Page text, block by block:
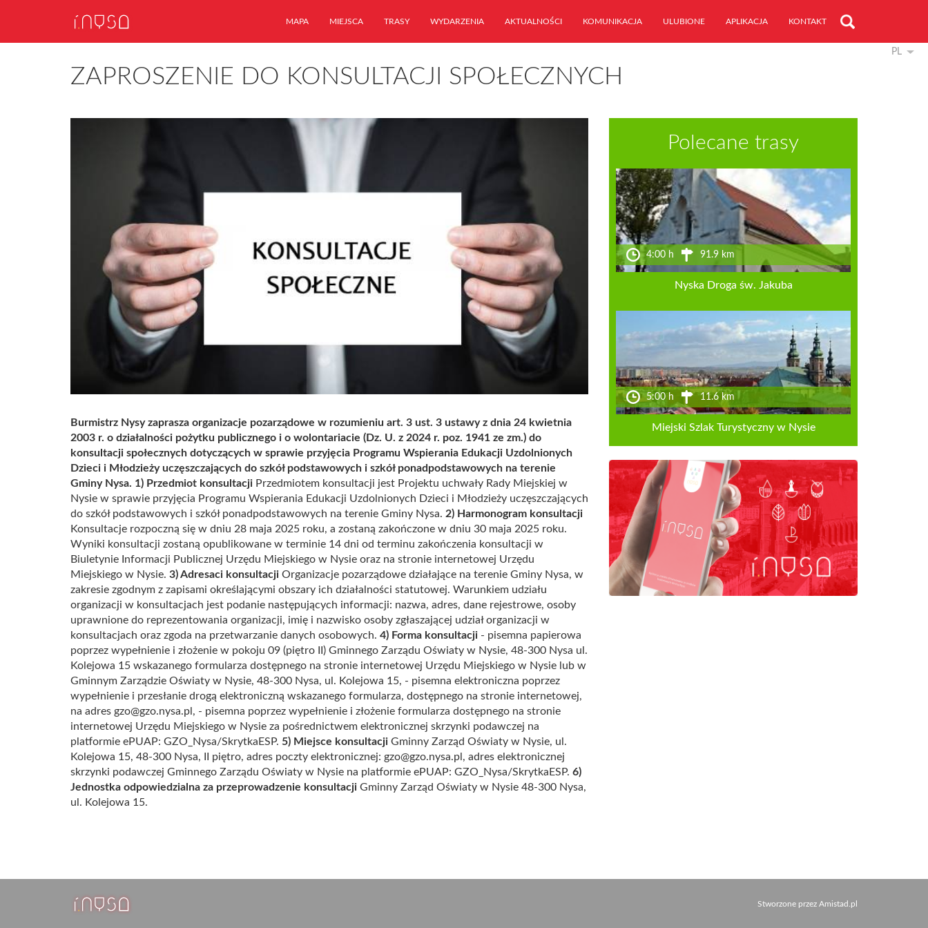
MAPA MIEJSCA TRASY WYDARZENIA AKTUALNOŚCI KOMUNIKACJA ULUBIONE APLIKACJA KONTAKT
PL
ZAPROSZENIE DO KONSULTACJI SPOŁECZNYCH
Burmistrz Nysy zaprasza organizacje pozarządowe w rozumieniu art. 3 ust. 3 ustawy z dnia 24 kwietnia
2003 r. o działalności pożytku publicznego i o wolontariacie (Dz. U. z 2024 r. poz. 1941 ze zm.) do
konsultacji społecznych dotyczących w sprawie przyjęcia Programu Wspierania Edukacji Uzdolnionych
Dzieci i Młodzieży uczęszczających do szkół podstawowych i szkół ponadpodstawowych na terenie
Gminy Nysa. 1) Przedmiot konsultacji Przedmiotem konsultacji jest Projektu uchwały Rady Miejskiej w
Nysie w sprawie przyjęcia Programu Wspierania Edukacji Uzdolnionych Dzieci i Młodzieży uczęszczających
do szkół podstawowych i szkół ponadpodstawowych na terenie Gminy Nysa. 2) Harmonogram konsultacji
Konsultacje rozpoczną się w dniu 28 maja 2025 roku, a zostaną zakończone w dniu 30 maja 2025 roku.
Wyniki konsultacji zostaną opublikowane w terminie 14 dni od terminu zakończenia konsultacji w
Biuletynie Informacji Publicznej Urzędu Miejskiego w Nysie oraz na stronie internetowej Urzędu
Miejskiego w Nysie. 3) Adresaci konsultacji Organizacje pozarządowe działające na terenie Gminy Nysa, w
zakresie zgodnym z zapisami określającymi obszary ich działalności statutowej. Warunkiem udziału
organizacji w konsultacjach jest podanie następujących informacji: nazwa, adres, dane rejestrowe, osoby
uprawnione do reprezentowania organizacji, imię i nazwisko osoby zgłaszającej udział organizacji w
konsultacjach oraz zgoda na przetwarzanie danych osobowych. 4) Forma konsultacji - pisemna papierowa
poprzez wypełnienie i złożenie w pokoju 09 (piętro II) Gminnego Zarządu Oświaty w Nysie, 48-300 Nysa ul.
Kolejowa 15 wskazanego formularza dostępnego na stronie internetowej Urzędu Miejskiego w Nysie lub w
Gminnym Zarządzie Oświaty w Nysie, 48-300 Nysa, ul. Kolejowa 15, - pisemna elektroniczna poprzez
wypełnienie i przesłanie drogą elektroniczną wskazanego formularza, dostępnego na stronie internetowej,
na adres gzo@gzo.nysa.pl, - pisemna poprzez wypełnienie i złożenie formularza dostępnego na stronie
internetowej Urzędu Miejskiego w Nysie za pośrednictwem elektronicznej skrzynki podawczej na
platformie ePUAP: GZO_Nysa/SkrytkaESP. 5) Miejsce konsultacji Gminny Zarząd Oświaty w Nysie, ul.
Kolejowa 15, 48-300 Nysa, II piętro, adres poczty elektronicznej: gzo@gzo.nysa.pl, adres elektronicznej
skrzynki podawczej Gminnego Zarządu Oświaty w Nysie na platformie ePUAP: GZO_Nysa/SkrytkaESP. 6)
Jednostka odpowiedzialna za przeprowadzenie konsultacji Gminny Zarząd Oświaty w Nysie 48-300 Nysa,
ul. Kolejowa 15.
Polecane trasy
4:00 h 91.9 km
Nyska Droga św. Jakuba
5:00 h 11.6 km
Miejski Szlak Turystyczny w Nysie
Stworzone przez Amistad.pl